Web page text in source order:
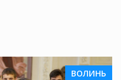
ВОЛИНЬ